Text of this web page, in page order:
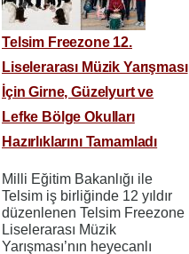
Telsim Freezone 12.
Liselerarası Müzik Yarışması
İçin Girne, Güzelyurt ve
Lefke Bölge Okulları
Hazırlıklarını Tamamladı
Milli Eğitim Bakanlığı ile
Telsim iş birliğinde 12 yıldır
düzenlenen Telsim Freezone
Liselerarası Müzik
Yarışması’nın heyecanlı